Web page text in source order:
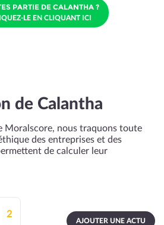
PARTIE DE CALANTHA ?
LE EN CLIQUANT ICI
de Calantha
Moralscore, nous traquons toute
des entreprises et des
de calculer leur
AJOUTER UNE ACTU
2